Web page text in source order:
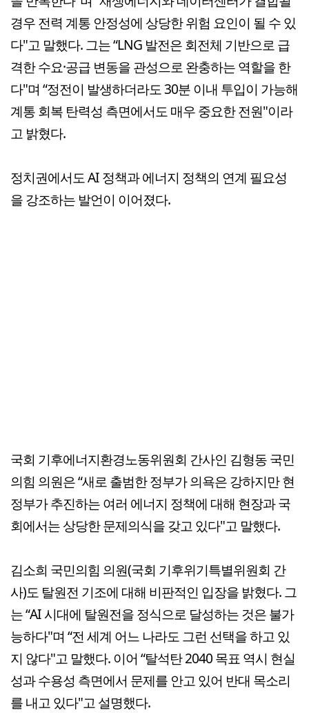
경우 전력 계통 안정성에 상당한 위험 요인이 될 수 있
다"고 말했다. 그는 “LNG 발전은 회전체 기반으로 급
격한 수요·공급 변동을 관성으로 완충하는 역할을 한
다"며 “정전이 발생하더라도 30분 이내 투입이 가능해
계통 회복 탄력성 측면에서도 매우 중요한 전원"이라
고 밝혔다.
정치권에서도 AI 정책과 에너지 정책의 연계 필요성
을 강조하는 발언이 이어졌다.
국회 기후에너지환경노동위원회 간사인 김형동 국민
의힘 의원은 “새로 출범한 정부가 의욕은 강하지만 현
정부가 추진하는 여러 에너지 정책에 대해 현장과 국
회에서는 상당한 문제의식을 갖고 있다"고 말했다.
김소희 국민의힘 의원(국회 기후위기특별위원회 간
사)도 탈원전 기조에 대해 비판적인 입장을 밝혔다. 그
는 “AI 시대에 탈원전을 정식으로 달성하는 것은 불가
능하다"며 “전 세계 어느 나라도 그런 선택을 하고 있
지 않다"고 말했다. 이어 “탈석탄 2040 목표 역시 현실
성과 수용성 측면에서 문제를 안고 있어 반대 목소리
를 내고 있다"고 설명했다.